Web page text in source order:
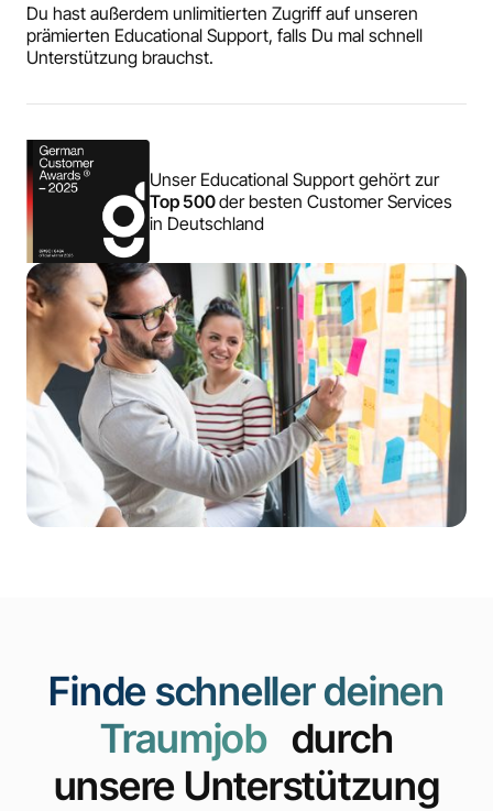
Du hast außerdem unlimitierten Zugriff auf unseren
prämierten Educational Support, falls Du mal schnell
Unterstützung brauchst.
Unser Educational Support gehört zur
Top 500der besten Customer Services
in Deutschland
Finde schneller deinen
Traumjobdurch
unsere Unterstützung